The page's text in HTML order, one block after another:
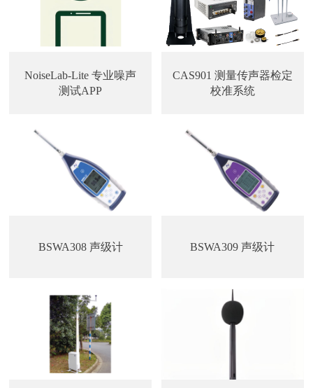
NoiseLab-Lite 专业噪声
测试APP
CAS901 测量传声器检定
校准系统
BSWA308 声级计 BSWA309 声级计